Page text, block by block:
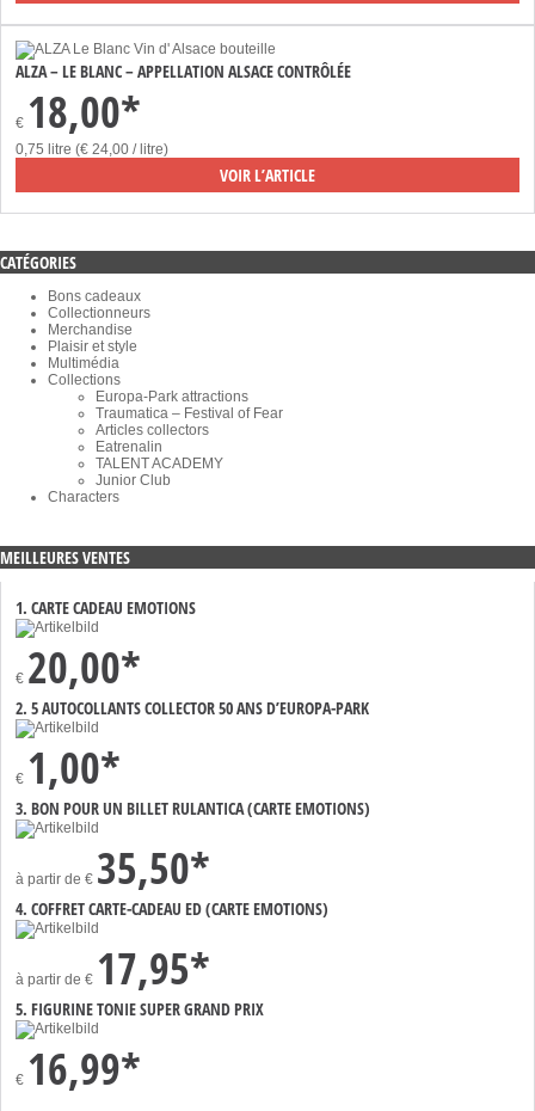
ALZA – LE BLANC – APPELLATION ALSACE CONTRÔLÉE
€ 18,00*
0,75 litre (€ 24,00 / litre)
VOIR L’ARTICLE
CATÉGORIES
Bons cadeaux
Collectionneurs
Merchandise
Plaisir et style
Multimédia
Collections
Europa-Park attractions
Traumatica – Festival of Fear
Articles collectors
Eatrenalin
TALENT ACADEMY
Junior Club
Characters
MEILLEURES VENTES
1. CARTE CADEAU EMOTIONS
€ 20,00*
2. 5 AUTOCOLLANTS COLLECTOR 50 ANS D’EUROPA-PARK
€ 1,00*
3. BON POUR UN BILLET RULANTICA (CARTE EMOTIONS)
à partir de € 35,50*
4. COFFRET CARTE-CADEAU ED (CARTE EMOTIONS)
à partir de € 17,95*
5. FIGURINE TONIE SUPER GRAND PRIX
€ 16,99*